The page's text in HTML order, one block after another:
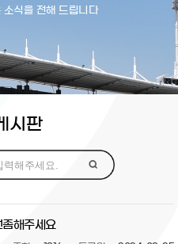
식을 전해 드립니다
시판
해주세요